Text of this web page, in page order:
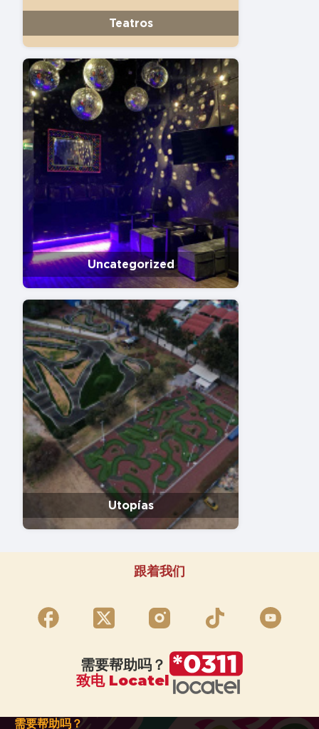
Teatros
Uncategorized
Utopías
跟着我们
需要帮助吗？
致电 Locatel
需要帮助吗？